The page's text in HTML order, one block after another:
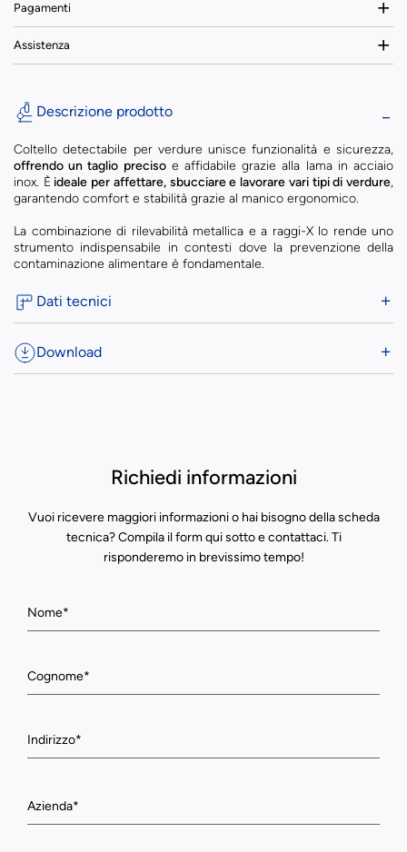
Pagamenti
Assistenza
Descrizione prodotto
Coltello detectabile per verdure unisce funzionalità e sicurezza,
offrendo un taglio precisoe affidabile grazie alla lama in acciaio
inox. È ideale per affettare, sbucciare e lavorare vari tipi di verdure,
garantendo comfort e stabilità grazie al manico ergonomico.
La combinazione di rilevabilità metallica e a raggi-X lo rende uno
strumento indispensabile in contesti dove la prevenzione della
contaminazione alimentare è fondamentale.
Dati tecnici
Download
Richiedi informazioni
Vuoi ricevere maggiori informazioni o hai bisogno della scheda
tecnica? Compila il form qui sotto e contattaci. Ti
risponderemo in brevissimo tempo!